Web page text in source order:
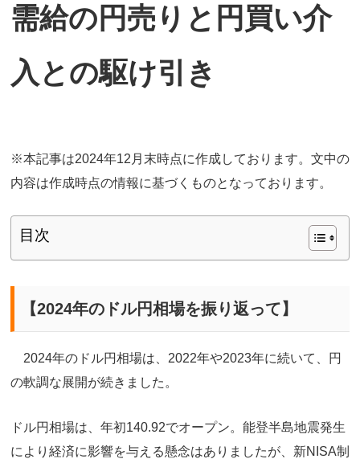
需給の円売りと円買い介
入との駆け引き
※本記事は2024年12月末時点に作成しております。文中の
内容は作成時点の情報に基づくものとなっております。
目次
【2024年のドル円相場を振り返って】
2024年のドル円相場は、2022年や2023年に続いて、円
の軟調な展開が続きました。
ドル円相場は、年初140.92でオープン。能登半島地震発生
により経済に影響を与える懸念はありましたが、新NISA制